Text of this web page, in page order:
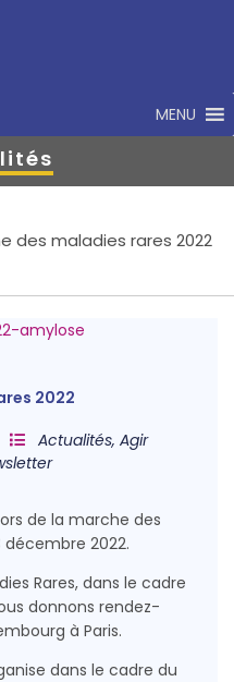
MENU
des maladies rares 2022
2022
Actualités, Agir
de la marche des
2022.
Rares, dans le cadre
donnons rendez-
à Paris.
dans le cadre du